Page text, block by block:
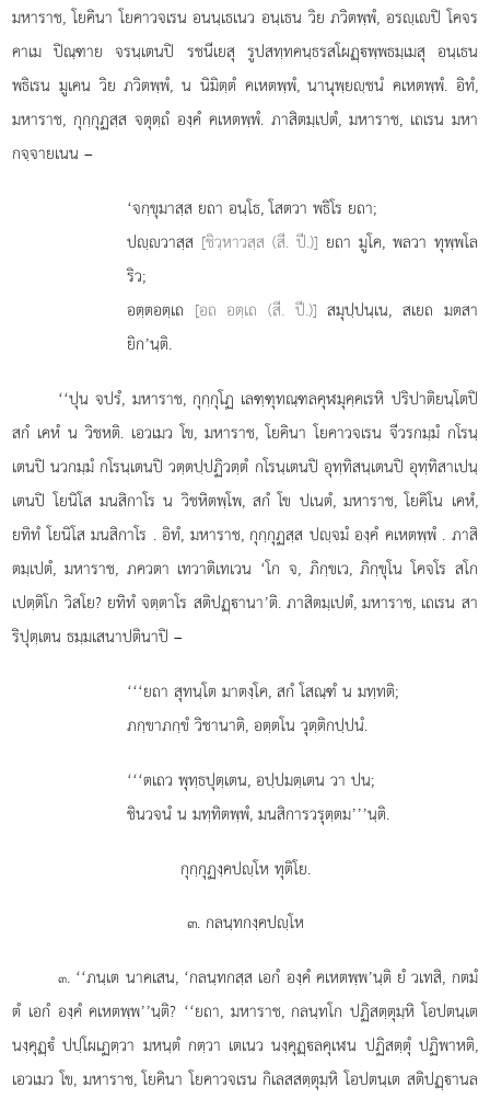
มหาราช, โยคินา โยคาวจเรน อนนฺเธเนว อนฺเธน วิย ภวิตพฺพํ, อรฺเปิ โคจร
คาเม ปิณฺฑาย จรนฺเตนปิ รชนีเยสุ รูปสทฺทคนฺธรสโผฏฺพฺพธมฺเมสุ อนฺเธน
พธิเรน มูเคน วิย ภวิตพฺพํ, น นิมิตฺตํ คเหตพฺพํ, นานุพฺยฺชนํ คเหตพฺพํ. อิทํ,
มหาราช, กุกฺกุฏสฺส จตุตฺถํ องฺคํ คเหตพฺพํ. ภาสิตมฺเปตํ, มหาราช, เถเรน มหา
กจฺจายเนน –
‘จกฺขุมาสฺส ยถา อนฺโธ, โสตวา พธิโร ยถา;
ปฺวาสฺส [ชิวฺหาวสฺส (สี. ปี.)] ยถา มูโค, พลวา ทุพฺพโล
ริว;
อตฺตอตฺเถ [อถ อตฺเถ (สี. ปี.)] สมุปฺปนฺเน, สเยถ มตสา
ยิก’นฺติ.
‘‘ปุนจปรํ, มหาราช, กุกฺกุโฏ เลฑฺฑุทณฺฑลคุฬมุคฺคเรหิ ปริปาติยนฺโตปิ
สกํ เคหํ น วิชหติ. เอวเมว โข, มหาราช, โยคินา โยคาวจเรน จีวรกมฺมํ กโรนฺ
เตนปิ นวกมฺมํ กโรนฺเตนปิ วตฺตปฺปฏิวตฺตํ กโรนฺเตนปิ อุทฺทิสนฺเตนปิ อุทฺทิสาเปนฺ
เตนปิ โยนิโส มนสิกาโร น วิชหิตพฺโพ, สกํ โข ปเนตํ, มหาราช, โยคิโน เคหํ,
ยทิทํ โยนิโส มนสิกาโร . อิทํ, มหาราช, กุกฺกุฏสฺส ปฺจมํ องฺคํ คเหตพฺพํ . ภาสิ
ตมฺเปตํ, มหาราช, ภควตา เทวาติเทเวน ‘โก จ, ภิกฺขเว, ภิกฺขุโน โคจโร สโก
เปตฺติโก วิสโย? ยทิทํ จตฺตาโร สติปฏฺานา’ติ. ภาสิตมฺเปตํ, มหาราช, เถเรน สา
ริปุตฺเตน ธมฺมเสนาปตินาปิ –
‘‘‘ยถา สุทนฺโต มาตงฺโค, สกํ โสณฺฑํ น มทฺทติ;
ภกฺขาภกฺขํ วิชานาติ, อตฺตโน วุตฺติกปฺปนํ.
‘‘‘ตเถว พุทฺธปุตฺเตน, อปฺปมตฺเตน วา ปน;
ชินวจนํ น มทฺทิตพฺพํ, มนสิการวรุตฺตม’’’นฺติ.
กุกฺกุฏงฺคปฺโห ทุติโย.
๓. กลนฺทกงฺคปฺโห
๓. ‘‘ภนฺเต นาคเสน, ‘กลนฺทกสฺส เอกํ องฺคํ คเหตพฺพ’นฺติ ยํ วเทสิ, กตมํ
ตํ เอกํ องฺคํ คเหตพฺพ’’นฺติ? ‘‘ยถา, มหาราช, กลนฺทโก ปฏิสตฺตุมฺหิ โอปตนฺเต
นงฺคุฏฺํ ปปฺโผเฏตฺวา มหนฺตํ กตฺวา เตเนว นงฺคุฏฺลคุเฬน ปฏิสตฺตุํ ปฏิพาหติ,
เอวเมว โข, มหาราช, โยคินา โยคาวจเรน กิเลสสตฺตุมฺหิ โอปตนฺเต สติปฏฺานล